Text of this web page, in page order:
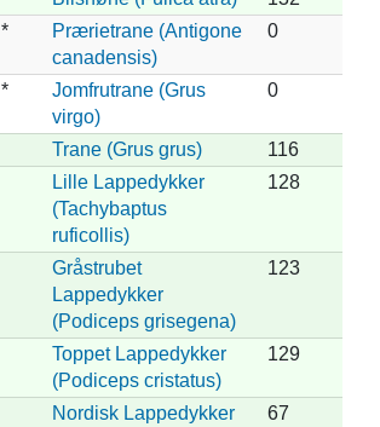
*
Prærietrane (Antigone
canadensis)
0
*
Jomfrutrane (Grus
virgo)
0
Trane (Grus grus)
116
Lille Lappedykker
(Tachybaptus
ruficollis)
128
Gråstrubet
Lappedykker
(Podiceps grisegena)
123
Toppet Lappedykker
(Podiceps cristatus)
129
Nordisk Lappedykker
67